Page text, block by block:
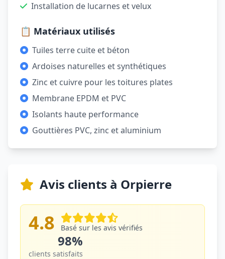
Installation de lucarnes et velux
📋 Matériaux utilisés
Tuiles terre cuite et béton
Ardoises naturelles et synthétiques
Zinc et cuivre pour les toitures plates
Membrane EPDM et PVC
Isolants haute performance
Gouttières PVC, zinc et aluminium
Avis clients à Orpierre
4.8 Basé sur les avis vérifiés
98%
clients satisfaits